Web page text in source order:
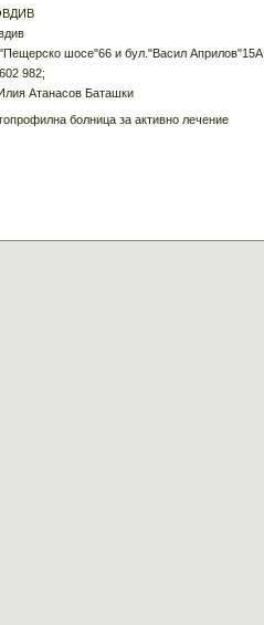
шосе"66 и бул."Васил Априлов"15А
982;
Атанасов Баташки
болница за активно лечение